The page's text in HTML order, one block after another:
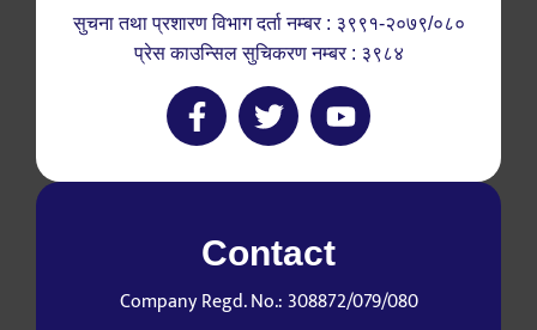
सुचना तथा प्रशारण विभाग दर्ता नम्बर : ३९९१-२०७९/०८०
प्रेस काउन्सिल सुचिकरण नम्बर : ३९८४
Contact
Company Regd. No.: 308872/079/080